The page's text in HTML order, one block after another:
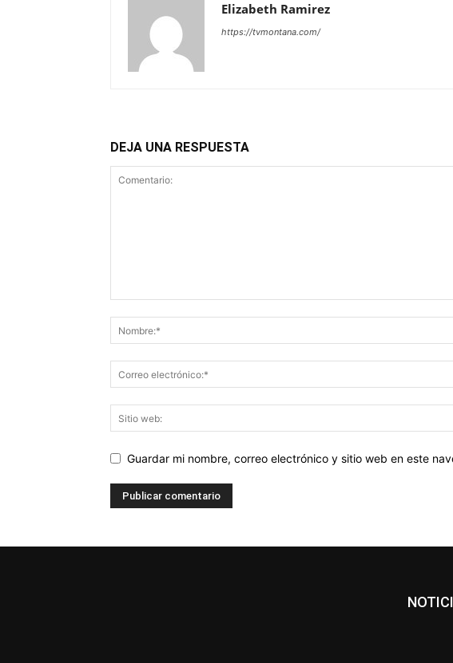
Elizabeth Ramirez
https://tvmontana.com/
DEJA UNA RESPUESTA
Guardar mi nombre, correo electrónico y sitio web en este